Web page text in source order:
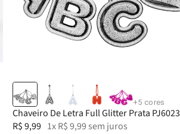
Adicionar
Adicionar
à sacola
Adicionar
à sacola
+5 cores
Chaveiro De Letra Full Glitter Prata PJ6023
R$9,99 1xR$9,99 sem juros